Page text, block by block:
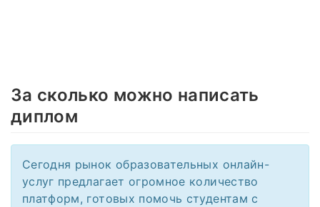
За сколько можно написать
диплом
Сегодня рынок образовательных онлайн-
услуг предлагает огромное количество
платформ, готовых помочь студентам с